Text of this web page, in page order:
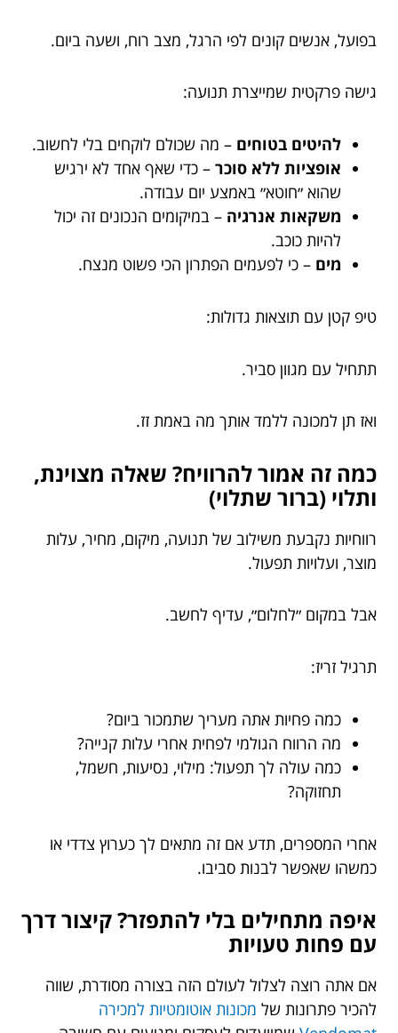
בפועל, אנשים קונים לפי הרגל, מצב רוח, ושעה ביום.
גישה פרקטית שמייצרת תנועה:
להיטים בטוחים – מה שכולם לוקחים בלי לחשוב.
אופציות ללא סוכר – כדי שאף אחד לא ירגיש
שהוא ״חוטא״ באמצע יום עבודה.
משקאות אנרגיה – במיקומים הנכונים זה יכול
להיות כוכב.
מים – כי לפעמים הפתרון הכי פשוט מנצח.
טיפ קטן עם תוצאות גדולות:
תתחיל עם מגוון סביר.
ואז תן למכונה ללמד אותך מה באמת זז.
כמה זה אמור להרוויח? שאלה מצוינת,
ותלוי (ברור שתלוי)
רווחיות נקבעת משילוב של תנועה, מיקום, מחיר, עלות
מוצר, ועלויות תפעול.
אבל במקום ״לחלום״, עדיף לחשב.
תרגיל זריז:
כמה פחיות אתה מעריך שתמכור ביום?
מה הרווח הגולמי לפחית אחרי עלות קנייה?
כמה עולה לך תפעול: מילוי, נסיעות, חשמל,
תחזוקה?
אחרי המספרים, תדע אם זה מתאים לך כערוץ צדדי או
כמשהו שאפשר לבנות סביבו.
איפה מתחילים בלי להתפזר? קיצור דרך
עם פחות טעויות
אם אתה רוצה לצלול לעולם הזה בצורה מסודרת, שווה
להכיר פתרונות של מכונות אוטומטיות למכירה